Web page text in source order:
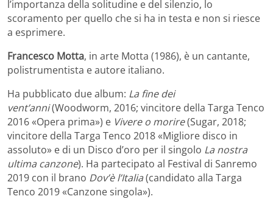
l’importanza della solitudine e del silenzio, lo
scoramento per quello che si ha in testa e non si riesce
a esprimere.
Francesco Motta, in arte Motta (1986), è un cantante,
polistrumentista e autore italiano.
Ha pubblicato due album: La fine dei
vent’anni(Woodworm, 2016; vincitore della Targa Tenco
2016 «Opera prima») e Vivere o morire(Sugar, 2018;
vincitore della Targa Tenco 2018 «Migliore disco in
assoluto» e di un Disco d’oro per il singolo La nostra
ultima canzone). Ha partecipato al Festival di Sanremo
2019 con il brano Dov’è l’Italia(candidato alla Targa
Tenco 2019 «Canzone singola»).